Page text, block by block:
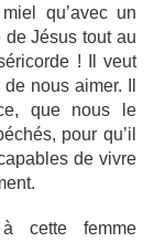
qu’avec un
Jésus tout au
! Il veut
nous aimer. Il
que nous le
pour qu’il
de vivre
cette femme